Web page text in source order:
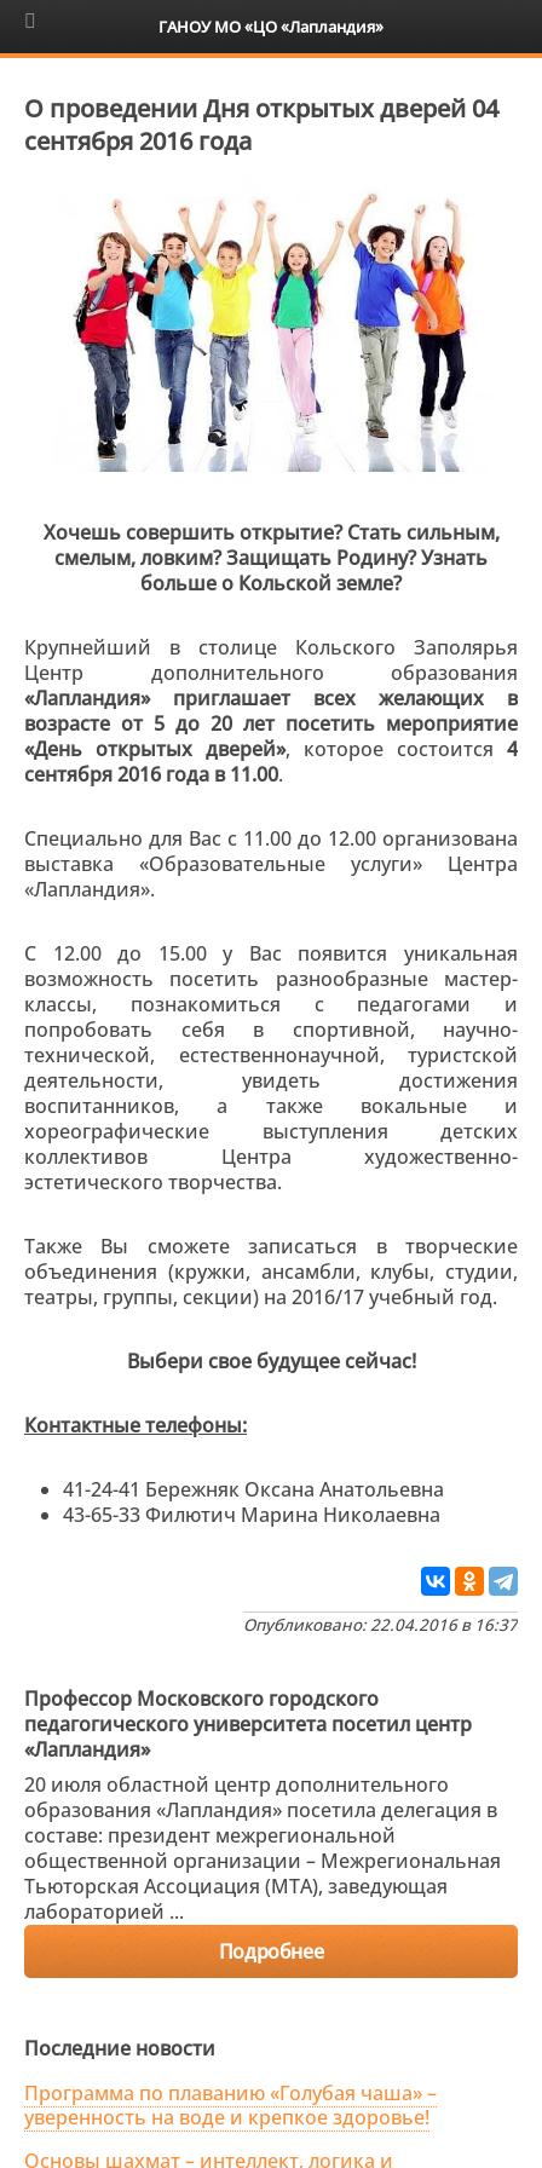
6+
О проведении Дня открытых дверей 04
сентября 2016 года
Хочешь совершить открытие? Стать сильным,
смелым, ловким? Защищать Родину? Узнать
больше о Кольской земле?
Крупнейший в столице Кольского Заполярья
Центр дополнительного образования
«Лапландия» приглашает всех желающих в
возрасте от 5 до 20 лет посетить мероприятие
«День открытых дверей», которое состоится 4
сентября 2016 года в 11.00.
Специально для Вас с 11.00 до 12.00 организована
выставка «Образовательные услуги» Центра
«Лапландия».
С 12.00 до 15.00 у Вас появится уникальная
возможность посетить разнообразные мастер-
классы, познакомиться с педагогами и
попробовать себя в спортивной, научно-
технической, естественнонаучной, туристской
деятельности, увидеть достижения
воспитанников, а также вокальные и
хореографические выступления детских
коллективов Центра художественно-
эстетического творчества.
Также Вы сможете записаться в творческие
объединения (кружки, ансамбли, клубы, студии,
театры, группы, секции) на 2016/17 учебный год.
Выбери свое будущее сейчас!
Контактные телефоны:
41-24-41 Бережняк Оксана Анатольевна
43-65-33 Филютич Марина Николаевна
Опубликовано: 22.04.2016 в 16:37
Профессор Московского городского
педагогического университета посетил центр
«Лапландия»
20 июля областной центр дополнительного
образования «Лапландия» посетила делегация в
составе: президент межрегиональной
общественной организации – Межрегиональная
Тьюторская Ассоциация (МТА), заведующая
лабораторией ...
Подробнее
Последние новости
Программа по плаванию «Голубая чаша» –
уверенность на воде и крепкое здоровье!
Основы шахмат – интеллект, логика и
ГАНОУ МО «ЦО «Лапландия»